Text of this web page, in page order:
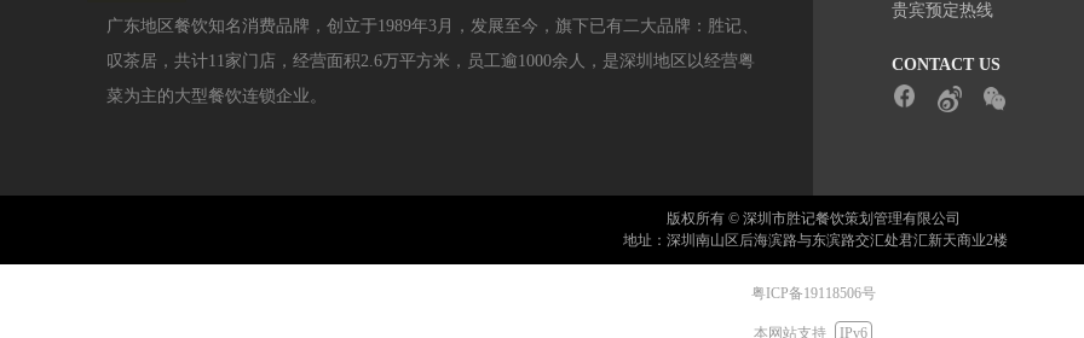
贵宾预定热线
CONTACT US
广东地区餐饮知名消费品牌，创立于1989年3月，发展至今，旗下已有二大品牌：胜记、
叹茶居，共计11家门店，经营面积2.6万平方米，员工逾1000余人，是深圳地区以经营粤
菜为主的大型餐饮连锁企业。
版权所有 © 深圳市胜记餐饮策划管理有限公司
地址：深圳南山区后海滨路与东滨路交汇处君汇新天商业2楼
粤ICP备19118506号
本网站支持 IPv6